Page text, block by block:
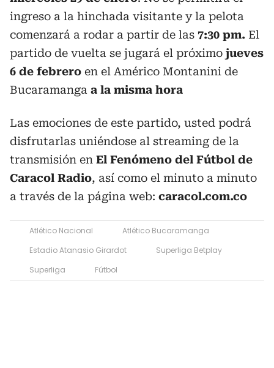
ingreso a la hinchada visitante y la pelota
comenzará a rodar a partir de las 7:30 pm. El
partido de vuelta se jugará el próximo jueves
6 de febrero en el Américo Montanini de
Bucaramanga a la misma hora
Las emociones de este partido, usted podrá
disfrutarlas uniéndose al streaming de la
transmisión en El Fenómeno del Fútbol de
Caracol Radio, así como el minuto a minuto
a través de la página web: caracol.com.co
Atlético Nacional
Atlético Bucaramanga
Estadio Atanasio Girardot
Superliga Betplay
Superliga
Fútbol